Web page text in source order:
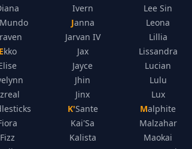
Ekko
Fizz
Ivern
Janna
Jarvan IV
Jax
Jayce
Jhin
Jinx
K'Sante
Kai'Sa
Kalista
Lee Sin
Leona
Lillia
Lissandra
Lucian
Lulu
Lux
Malphite
Malzahar
Maokai